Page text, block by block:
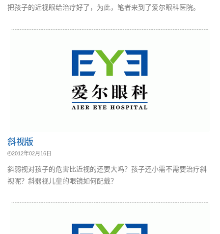
把孩子的近视眼给治疗好了，为此，笔者来到了爱尔眼科医院。
斜视版
2012年02月16日
斜弱视对孩子的危害比近视的还要大吗？孩子还小需不需要治疗斜
视呢？斜弱视儿童的眼镜如何配戴？